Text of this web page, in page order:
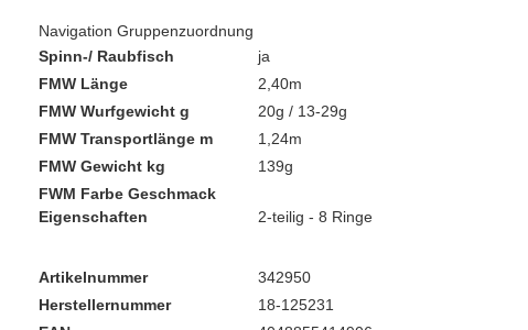
Navigation Gruppenzuordnung
Spinn-/ Raubfisch
ja
FMW Länge
2,40m
FMW Wurfgewicht g
20g / 13-29g
FMW Transportlänge m
1,24m
FMW Gewicht kg
139g
FWM Farbe Geschmack
Eigenschaften
2-teilig - 8 Ringe
Artikelnummer
342950
Herstellernummer
18-125231